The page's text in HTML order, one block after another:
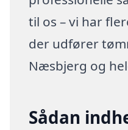
til os – vi har
der udfører
Næsbjerg og
Sådan